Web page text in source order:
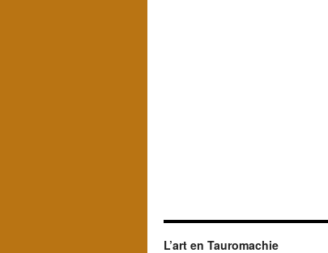
L’art en Tauromachie